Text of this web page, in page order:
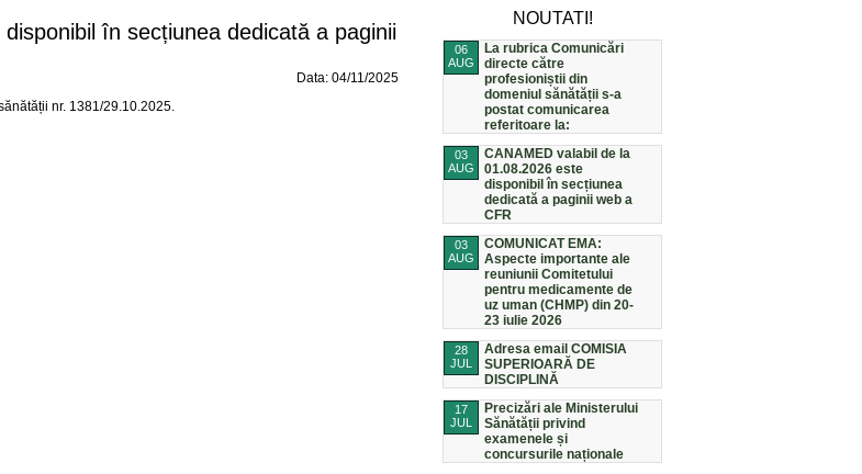
în secțiunea dedicată a paginii
Data: 04/11/2025
nr. 1381/29.10.2025.
NOUTATI!
06
AUG
La rubrica Comunicări
directe către
profesioniștii din
domeniul sănătății s-a
postat comunicarea
referitoare la:
03
AUG
CANAMED valabil de la
01.08.2026 este
disponibil în secțiunea
dedicată a paginii web a
CFR
03
AUG
COMUNICAT EMA:
Aspecte importante ale
reuniunii Comitetului
pentru medicamente de
uz uman (CHMP) din 20-
23 iulie 2026
28
JUL
Adresa email COMISIA
SUPERIOARĂ DE
DISCIPLINĂ
17
JUL
Precizări ale Ministerului
Sănătății privind
examenele și
concursurile naționale